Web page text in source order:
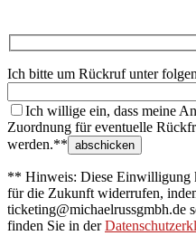
Ich bitte um Rückruf unter
Ich willige ein, dass meine
Zuordnung für eventuelle
werden.**
** Hinweis: Diese Einwilligung
für die Zukunft widerrufen,
ticketing@michaelrussgmbh.de
finden Sie in der